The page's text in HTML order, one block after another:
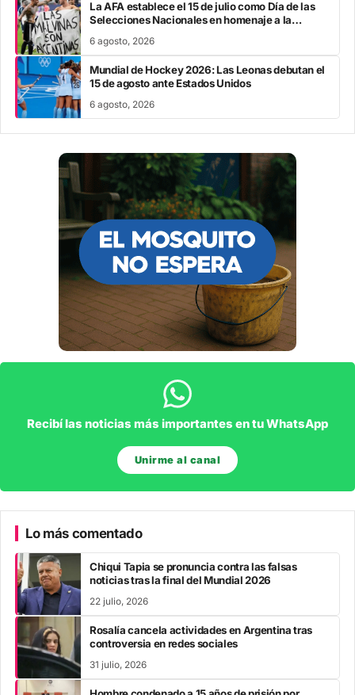
La AFA establece el 15 de julio como Día de las
Selecciones Nacionales en homenaje a la
6 agosto, 2026
Mundial de Hockey 2026: Las Leonas debutan el
15 de agosto ante Estados Unidos
6 agosto, 2026
Recibí las noticias más importantes en tu WhatsApp
Unirme al canal
Lo más comentado
Chiqui Tapia se pronuncia contra las falsas
noticias tras la final del Mundial 2026
22 julio, 2026
Rosalía cancela actividades en Argentina tras
controversia en redes sociales
31 julio, 2026